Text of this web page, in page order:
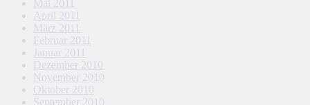
Mai 2011
April 2011
März 2011
Februar 2011
Januar 2011
Dezember 2010
November 2010
Oktober 2010
September 2010